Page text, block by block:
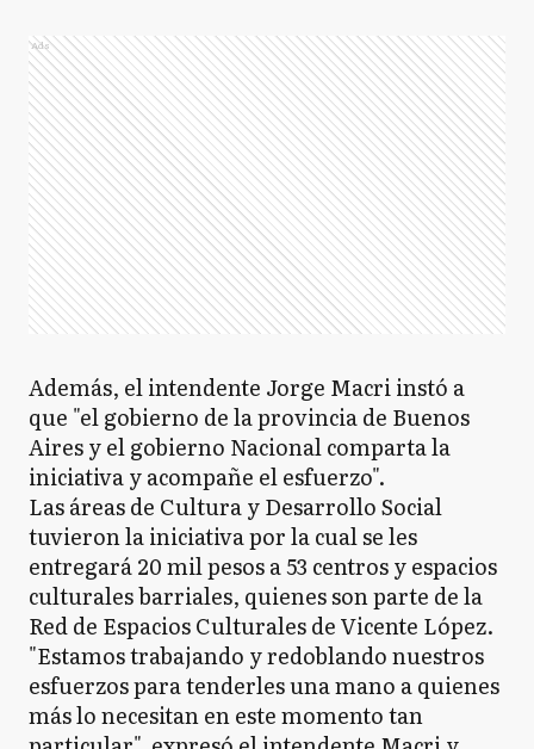
Ads
Además, el intendente Jorge Macri instó a
que "el gobierno de la provincia de Buenos
Aires y el gobierno Nacional comparta la
iniciativa y acompañe el esfuerzo".
Las áreas de Cultura y Desarrollo Social
tuvieron la iniciativa por la cual se les
entregará 20 mil pesos a 53 centros y espacios
culturales barriales, quienes son parte de la
Red de Espacios Culturales de Vicente López.
"Estamos trabajando y redoblando nuestros
esfuerzos para tenderles una mano a quienes
más lo necesitan en este momento tan